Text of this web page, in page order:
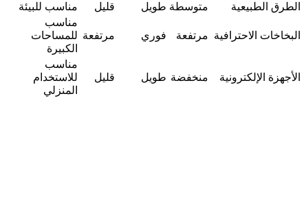
الطرق الطبيعية
متوسطة طويل قليل مناسب للبيئة
البخاخات الاحترافية مرتفعة فوري مرتفعة
مناسب
للمساحات
الكبيرة
الأجهزة الإلكترونية منخفضة طويل قليل
مناسب
للاستخدام
المنزلي